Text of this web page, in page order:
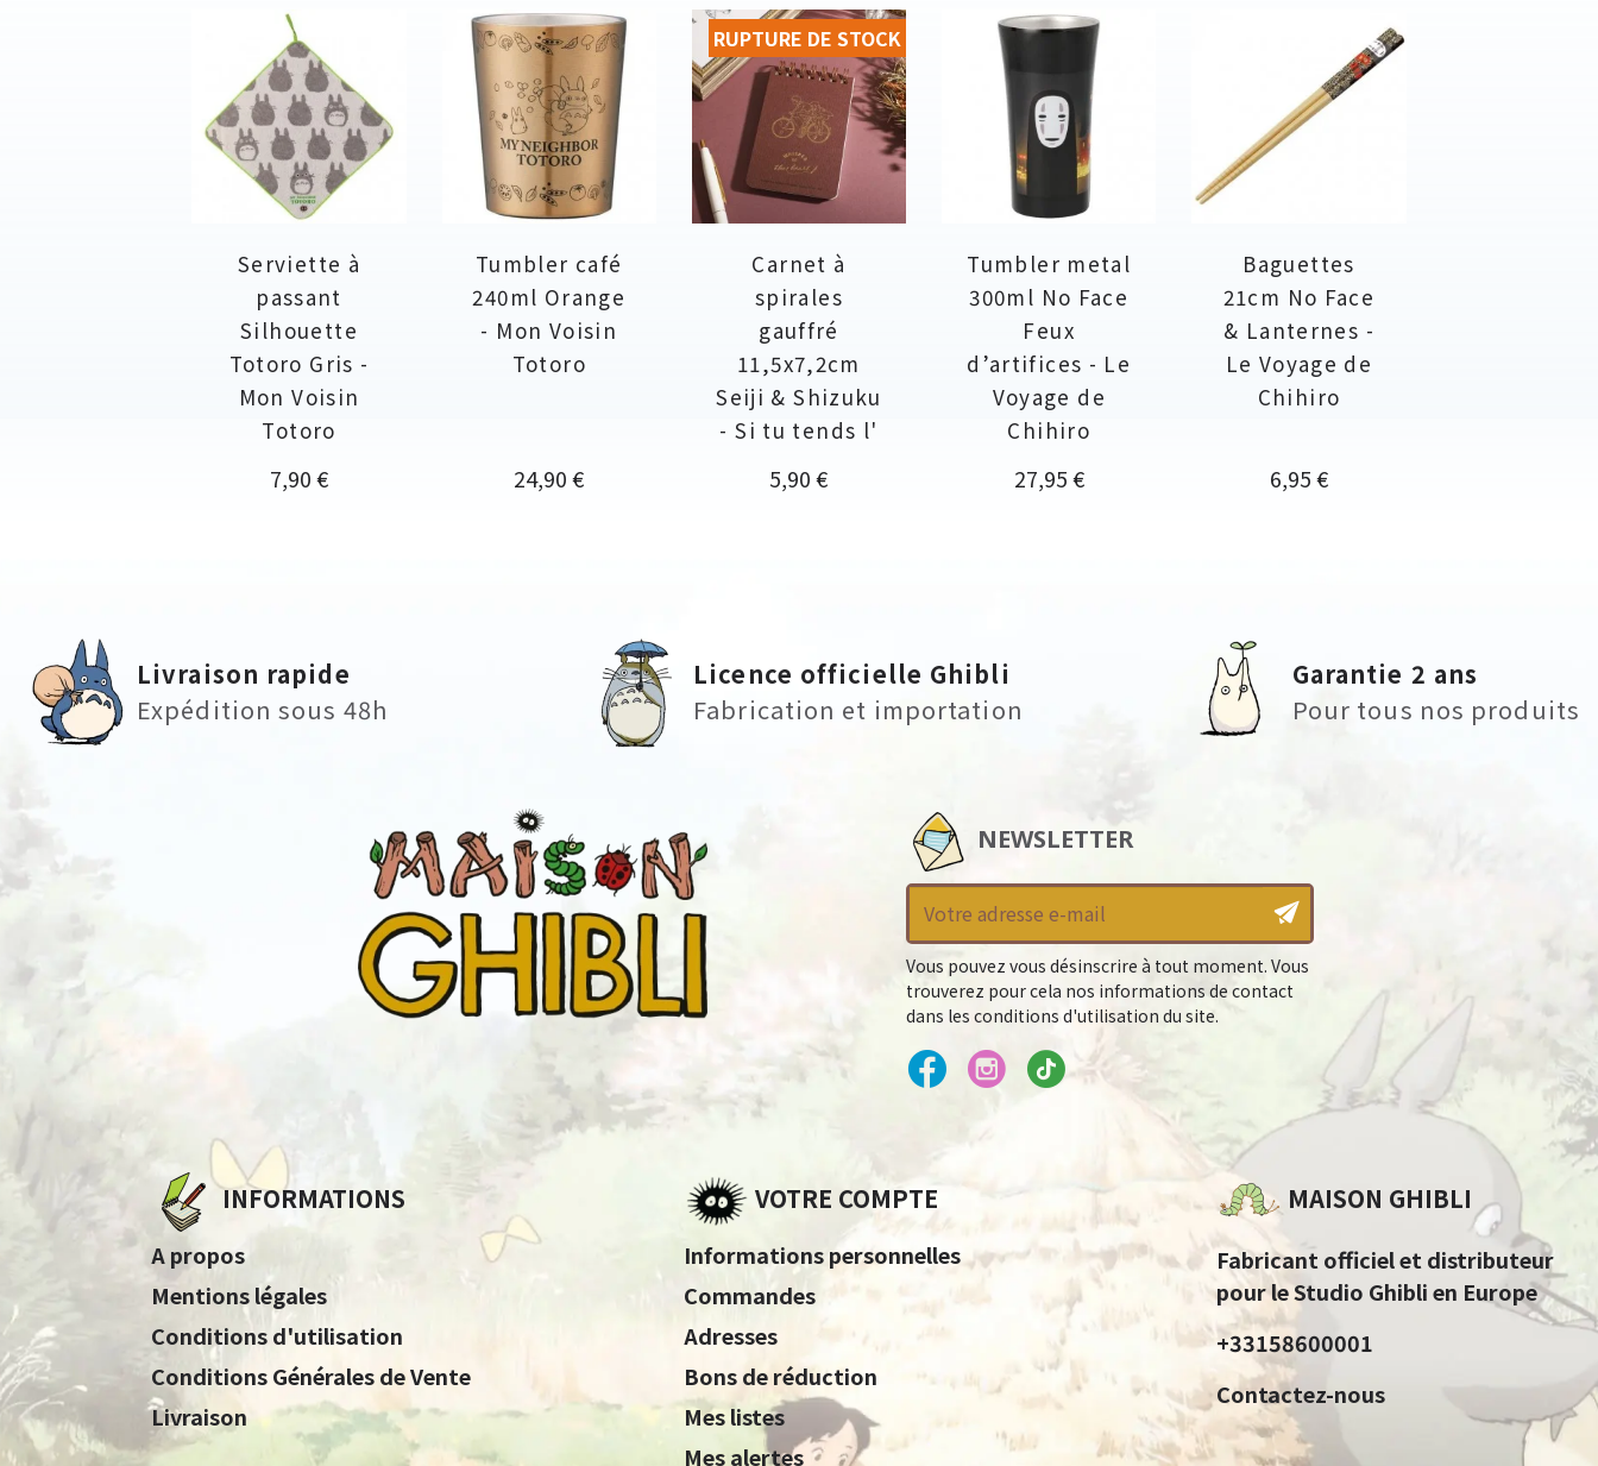
Serviette à
passant
Silhouette
Totoro Gris -
Mon Voisin
Totoro
Prix
7,90 €
Tumbler café
240ml Orange
- Mon Voisin
Totoro
Prix
24,90 €
Carnet à
spirales
gauffré
11,5x7,2cm
Seiji & Shizuku
- Si tu tends l'
Prix
5,90 €
RUPTURE DE STOCK
Tumbler metal
300ml No Face
Feux
d’artifices - Le
Voyage de
Chihiro
Prix
27,95 €
Baguettes
21cm No Face
& Lanternes -
Le Voyage de
Chihiro
Prix
6,95 €
Livraison rapide
Expédition sous 48h
Licence officielle Ghibli
Fabrication et importation
Garantie 2 ans
Pour tous nos produits
NEWSLETTER
Vous pouvez vous désinscrire à tout moment. Vous
trouverez pour cela nos informations de contact
dans les conditions d'utilisation du site.
INFORMATIONS
A propos
Mentions légales
Conditions d'utilisation
Conditions Générales de Vente
Livraison
VOTRE COMPTE
Informations personnelles
Commandes
Adresses
Bons de réduction
Mes listes
Mes alertes
MAISON GHIBLI
Fabricant officiel et distributeur
pour le Studio Ghibli en Europe
+33158600001
Contactez-nous